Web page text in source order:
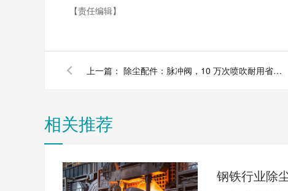
【责任编辑】
上一篇： 除尘配件：脉冲阀，10 万次喷吹耐用省维护
相关推荐